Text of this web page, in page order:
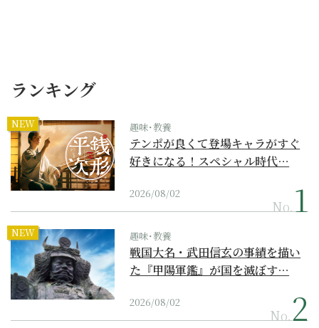
ランキング
NEW 趣味･教養
テンポが良くて登場キャラがすぐ
好きになる！スペシャル時代…
2026/08/02
No.
NEW 趣味･教養
戦国大名・武田信玄の事績を描い
た『甲陽軍鑑』が国を滅ぼす…
2026/08/02
No.